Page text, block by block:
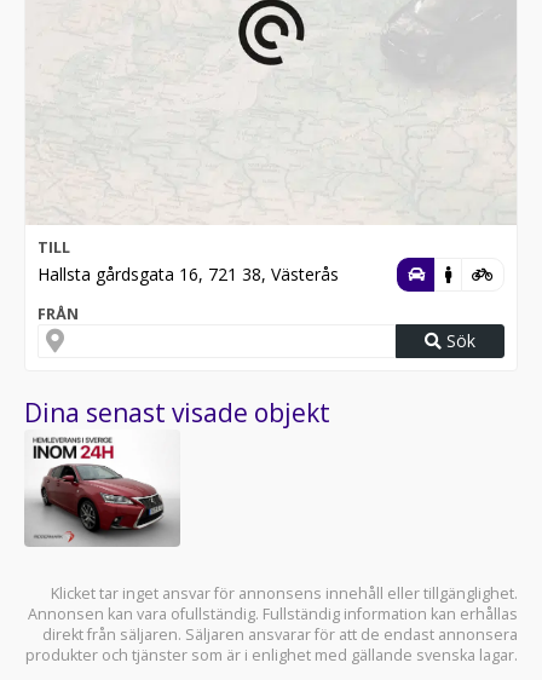
TILL
Hallsta gårdsgata 16, 721 38, Västerås
FRÅN
Sök
Dina senast visade objekt
Klicket tar inget ansvar för annonsens innehåll eller tillgänglighet.
Annonsen kan vara ofullständig. Fullständig information kan erhållas
direkt från säljaren. Säljaren ansvarar för att de endast annonsera
produkter och tjänster som är i enlighet med gällande svenska lagar.